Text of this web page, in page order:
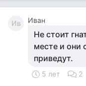
Ив Иван
Не стоит
месте и они
приведут.
5 лет 2